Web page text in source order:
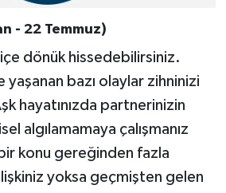
- 22 Temmuz)
dönük hissedebilirsiniz.
bazı olaylar zihninizi
hayatınızda partnerinizin
algılamamaya çalışmanız
konu gereğinden fazla
yoksa geçmişten gelen